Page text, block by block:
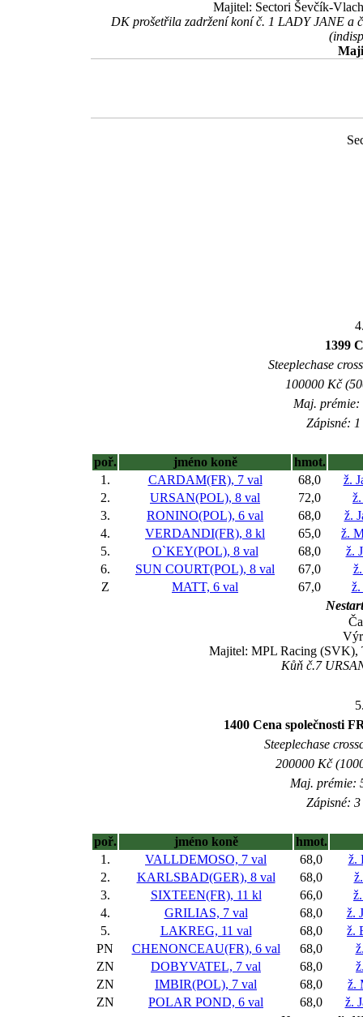
Majitel: Sectori Ševčík-
DK prošetřila zadržení koní č. 1 LADY JANE a
1399
Steeplechase
100000 Kč
Maj. prémie:
Zápisné:
poř. jméno koně
hmot.
1.
CARDAM(FR), 7 val 68,0
ž.
2.
URSAN(POL), 8 val 72,0
3.
RONINO(POL), 6 val 68,0
ž.
4.
VERDANDI(FR), 8 kl 65,0
ž.
5.
O`KEY(POL), 8 val 68,0
ž.
6.
SUN COURT(POL), 8 val 67,0
Z
MATT, 6 val 67,0
ž.
Majitel: MPL Racing (SVK),
Kůň č.7
1400 Cena společnosti
Steeplechase
200000 Kč
Maj. prémie:
Zápisné:
poř. jméno koně
hmot.
1.
VALLDEMOSO, 7 val 68,0
ž.
2.
KARLSBAD(GER), 8 val 68,0
3.
SIXTEEN(FR), 11 kl 66,0
4.
GRILIAS, 7 val 68,0
ž.
5.
LAKREG, 11 val 68,0
ž.
PN
CHENONCEAU(FR), 6 val 68,0
ZN
DOBYVATEL, 7 val 68,0
ZN
IMBIR(POL), 7 val 68,0
ž.
ZN
POLAR POND, 6 val 68,0
ž.